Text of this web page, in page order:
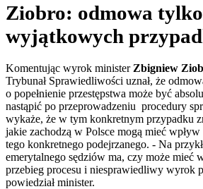
Ziobro: odmowa
wyjątkowych
Komentując wyrok minister Zbigniew
Trybunał Sprawiedliwości uznał, że
o popełnienie przestępstwa może być
nastąpić po przeprowadzeniu procedury
wykaże, że w tym konkretnym przypadku
jakie zachodzą w Polsce mogą mieć
tego konkretnego podejrzanego. - Na
emerytalnego sędziów ma, czy może mieć
przebieg procesu i niesprawiedliwy wyrok
powiedział minister.